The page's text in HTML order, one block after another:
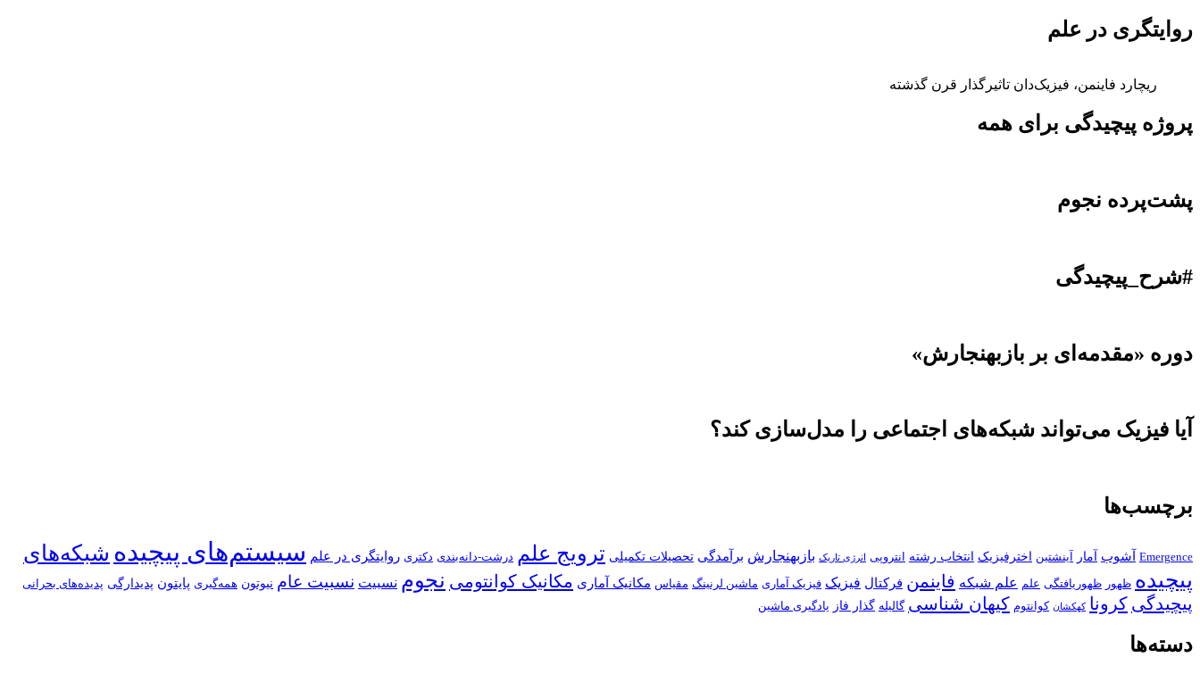
روایتگری در علم
ریچارد فاینمن، فیزیک‌دان تاثیرگذار قرن گذشته
پروژه پیچیدگی برای همه
پشت‌پرده نجوم
#شرح_پیچیدگی
دوره «مقدمه‌ای بر بازبهنجارش»
آیا فیزیک می‌تواند شبکه‌های اجتماعی را مدل‌سازی کند؟
برچسب‌ها
Emergence آشوب آمار آینشتین اخترفیزیک انتخاب رشته انتروپی انرژی تاریک بازبهنجارش برآمدگی تحصیلات تکمیلی ترویج علم درشت-دانه‌بندی دکتری روایتگری در علم سیستم‌های پیچیده شبکه‌های
پیچیده ظهور ظهوریافتگی علم علم شبکه فاینمن فرکتال فیزیک فیزیک آماری ماشین لرنینگ مقیاس مکانیک آماری مکانیک کوانتومی نجوم نسبیت نسبیت عام نیوتون همه‌گیری پایتون پدیدارگی پدیده‌های بحرانی
پیچیدگی کرونا کهکشان کوانتوم کیهان شناسی گالیله گذار فاز یادگیری ماشین
دسته‌ها